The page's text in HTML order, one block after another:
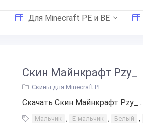
Для Minecraft PE и BE
Скин Майнкрафт Pzy_
Скины для Minecraft PE
Скачать Скин Майнкрафт Pzy_...
Мальчик , E-мальчик , Белый ,